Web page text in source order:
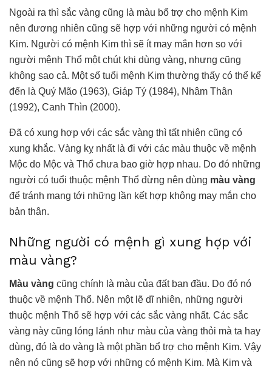
Ngoài ra thì sắc vàng cũng là màu bổ trợ cho mệnh Kim
nên đương nhiên cũng sẽ hợp với những người có mệnh
Kim. Người có mệnh Kim thì sẽ ít may mắn hơn so với
người mệnh Thổ một chút khi dùng vàng, nhưng cũng
không sao cả. Một số tuổi mệnh Kim thường thấy có thể kể
đến là Quý Mão (1963), Giáp Tý (1984), Nhâm Thân
(1992), Canh Thìn (2000).
Đã có xung hợp với các sắc vàng thì tất nhiên cũng có
xung khắc. Vàng kỵ nhất là đi với các màu thuộc về mệnh
Mộc do Mộc và Thổ chưa bao giờ hợp nhau. Do đó những
người có tuổi thuộc mệnh Thổ đừng nên dùng màu vàng
để tránh mang tới những lần kết hợp không may mắn cho
bản thân.
Những người có mệnh gì xung hợp với
màu vàng?
Màu vàng cũng chính là màu của đất ban đầu. Do đó nó
thuộc về mệnh Thổ. Nên một lẽ dĩ nhiên, những người
thuộc mệnh Thổ sẽ hợp với các sắc vàng nhất. Các sắc
vàng này cũng lóng lánh như màu của vàng thỏi mà ta hay
dùng, đó là do vàng là một phần bổ trợ cho mệnh Kim. Vậy
nên nó cũng sẽ hợp với những có mệnh Kim. Mà Kim và